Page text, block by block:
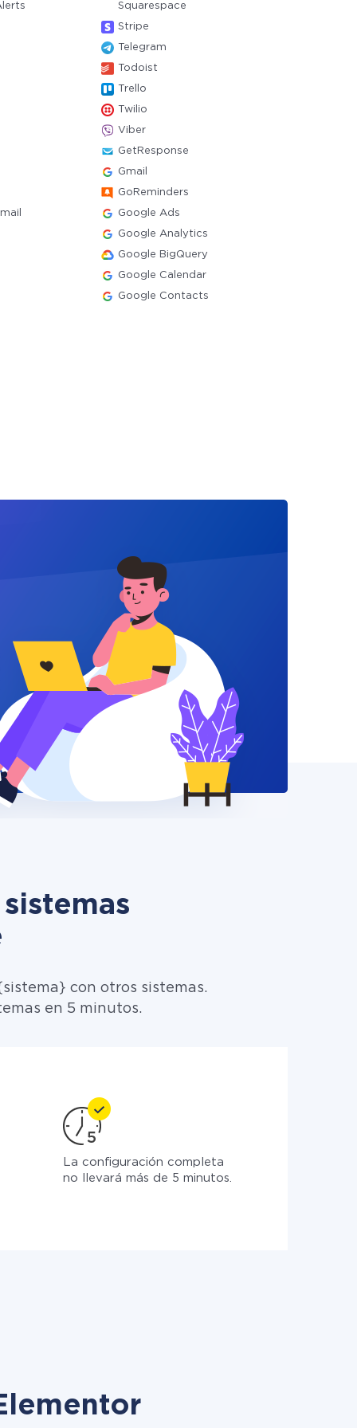
Squarespace
Stripe
Telegram
Todoist
Trello
Twilio
Viber
GetResponse
Gmail
GoReminders
Google Ads
Google Analytics
Google BigQuery
Google Calendar
Google Contacts
con otros sistemas.
en 5 minutos.
La configuración completa
no llevará más de 5 minutos.